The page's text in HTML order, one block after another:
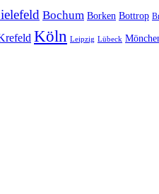
Bochum Borken Bottrop
Köln Leipzig Lübeck